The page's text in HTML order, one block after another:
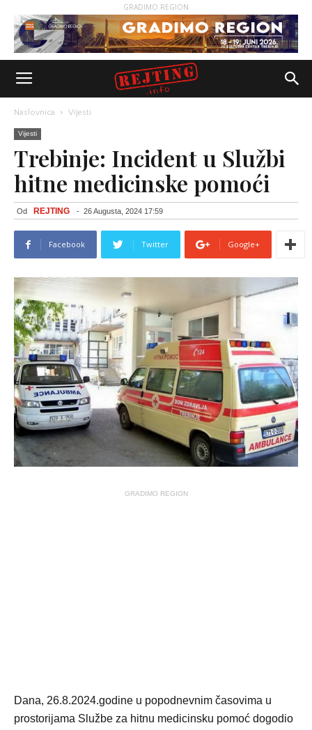
GRADIMO REGION
Naslovnica Vijesti
Vijesti
Trebinje: Incident u Službi
hitne medicinske pomoći
Od REJTING - 26 Augusta, 2024 17:59
Facebook Twitter Google+
GRADIMO REGION
Dana, 26.8.2024.godine u popodnevnim časovima u
prostorijama Službe za hitnu medicinsku pomoć dogodio